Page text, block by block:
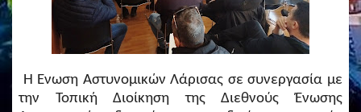
Η Ένωση Αστυνομικών Λάρισας σε συνεργασία με
την Τοπική Διοίκηση της Διεθνούς Ένωσης